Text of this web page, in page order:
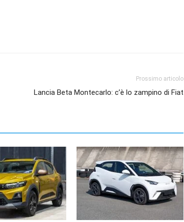
Prossimo articolo
Lancia Beta Montecarlo: c’è lo zampino di Fiat